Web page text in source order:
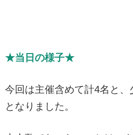
★当日の様子★
今回は主催含めて計4名と、
となりました。